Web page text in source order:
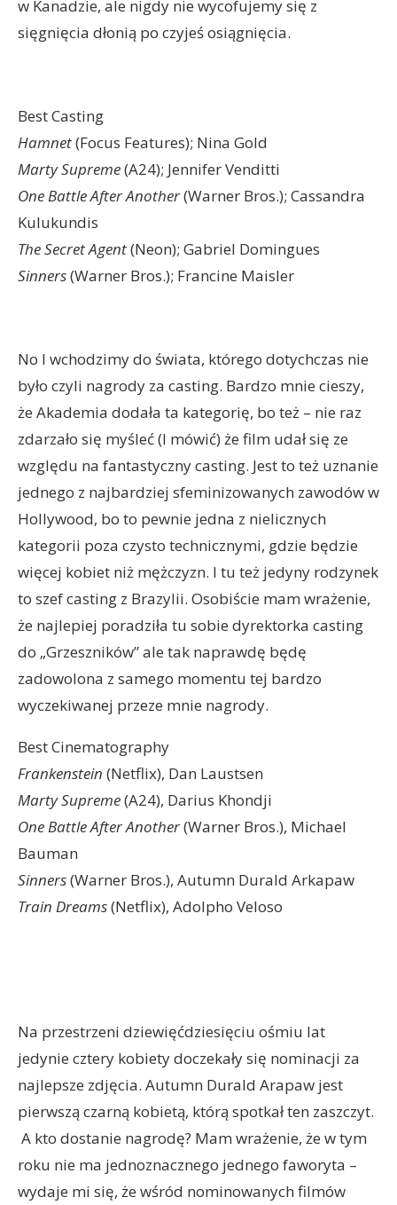
w Kanadzie, ale nigdy nie wycofujemy się z
sięgnięcia dłonią po czyjeś osiągnięcia.
Best Casting
Hamnet(Focus Features); Nina Gold
Marty Supreme(A24); Jennifer Venditti
One Battle After Another(Warner Bros.); Cassandra
Kulukundis
The Secret Agent(Neon); Gabriel Domingues
Sinners(Warner Bros.); Francine Maisler
No I wchodzimy do świata, którego dotychczas nie
było czyli nagrody za casting. Bardzo mnie cieszy,
że Akademia dodała ta kategorię, bo też – nie raz
zdarzało się myśleć (I mówić) że film udał się ze
względu na fantastyczny casting. Jest to też uznanie
jednego z najbardziej sfeminizowanych zawodów w
Hollywood, bo to pewnie jedna z nielicznych
kategorii poza czysto technicznymi, gdzie będzie
więcej kobiet niż mężczyzn. I tu też jedyny rodzynek
to szef casting z Brazylii. Osobiście mam wrażenie,
że najlepiej poradziła tu sobie dyrektorka casting
do „Grzeszników” ale tak naprawdę będę
zadowolona z samego momentu tej bardzo
wyczekiwanej przeze mnie nagrody.
Best Cinematography
Frankenstein (Netflix), Dan Laustsen
Marty Supreme(A24), Darius Khondji
One Battle After Another(Warner Bros.), Michael
Bauman
Sinners(Warner Bros.), Autumn Durald Arkapaw
Train Dreams(Netflix), Adolpho Veloso
Na przestrzeni dziewięćdziesięciu ośmiu lat
jedynie cztery kobiety doczekały się nominacji za
najlepsze zdjęcia. Autumn Durald Arapaw jest
pierwszą czarną kobietą, którą spotkał ten zaszczyt.
A kto dostanie nagrodę? Mam wrażenie, że w tym
roku nie ma jednoznacznego jednego faworyta –
wydaje mi się, że wśród nominowanych filmów